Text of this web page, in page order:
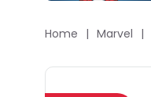
Home | Marvel |